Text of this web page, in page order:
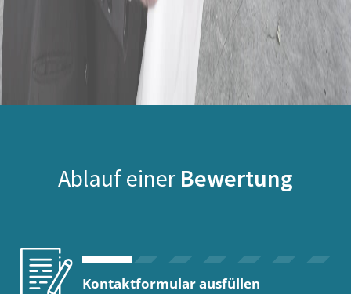
Ablauf einer Bewertung
Kontaktformular ausfüllen